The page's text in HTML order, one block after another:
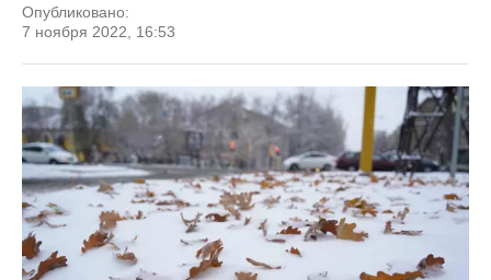
Опубликовано:
7 ноября 2022, 16:53